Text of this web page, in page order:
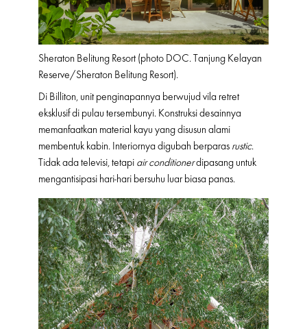
Sheraton Belitung Resort (photo DOC. Tanjung Kelayan
Reserve/Sheraton Belitung Resort).
Di Billiton, unit penginapannya berwujud vila retret
eksklusif di pulau tersembunyi. Konstruksi desainnya
memanfaatkan material kayu yang disusun alami
membentuk kabin. Interiornya digubah berparas rustic.
Tidak ada televisi, tetapi air conditionerdipasang untuk
mengantisipasi hari-hari bersuhu luar biasa panas.